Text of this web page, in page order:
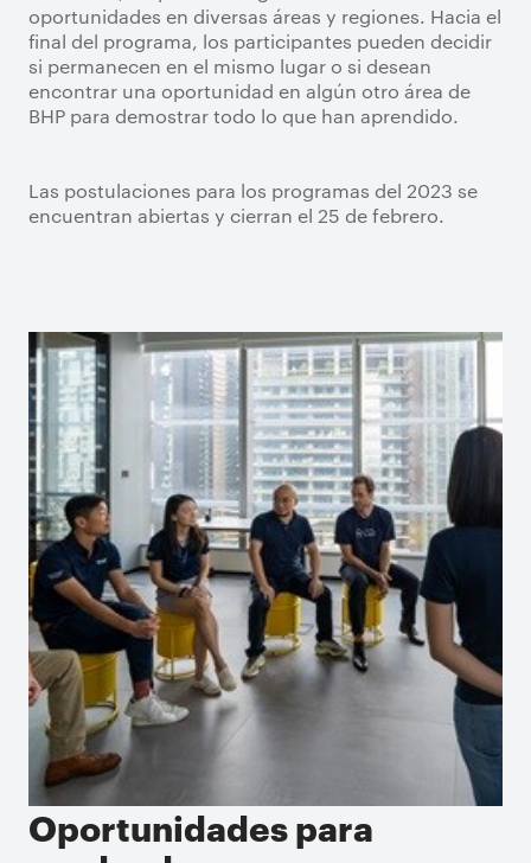
oportunidades en diversas áreas y regiones. Hacia el
final del programa, los participantes pueden decidir
si permanecen en el mismo lugar o si desean
encontrar una oportunidad en algún otro área de
BHP para demostrar todo lo que han aprendido.
Las postulaciones para los programas del 2023 se
encuentran abiertas y cierran el 25 de febrero.
Oportunidades para